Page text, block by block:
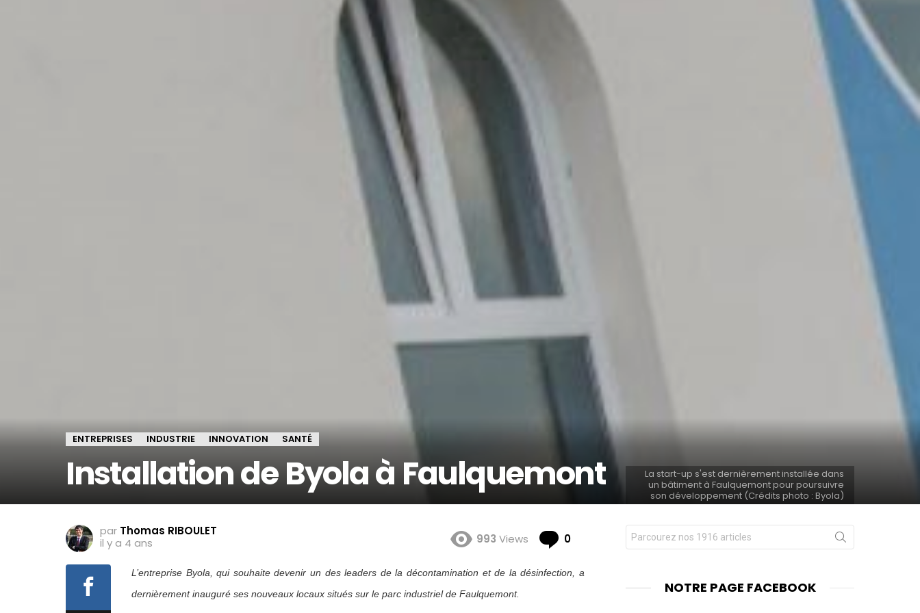
ENTREPRISES INDUSTRIE INNOVATION SANTÉ
Installation de Byola à Faulquemont
La start-up s'est dernièrement installée dans
un bâtiment à Faulquemont pour poursuivre
son développement (Crédits photo : Byola)
par Thomas RIBOULET
il y a 4 ans
993 Views 0 Comments
L’entreprise Byola, qui souhaite devenir un des leaders de la décontamination et de la désinfection, a
dernièrement inauguré ses nouveaux locaux situés sur le parc industriel de Faulquemont.
Chercher
pour
NOTRE PAGE FACEBOOK